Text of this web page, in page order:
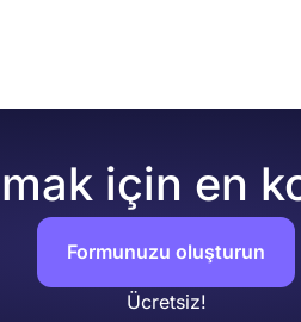
için en
Formunuzu oluşturun
Ücretsiz!